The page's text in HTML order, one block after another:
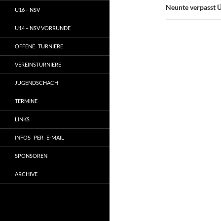
Neunte verpasst
U16 – NSV
U14 – NSV VORRUNDE
OFFENE TURNIERE
VEREINSTURNIERE
JUGENDSCHACH
TERMINE
LINKS
INFOS PER E-MAIL
SPONSOREN
ARCHIVE